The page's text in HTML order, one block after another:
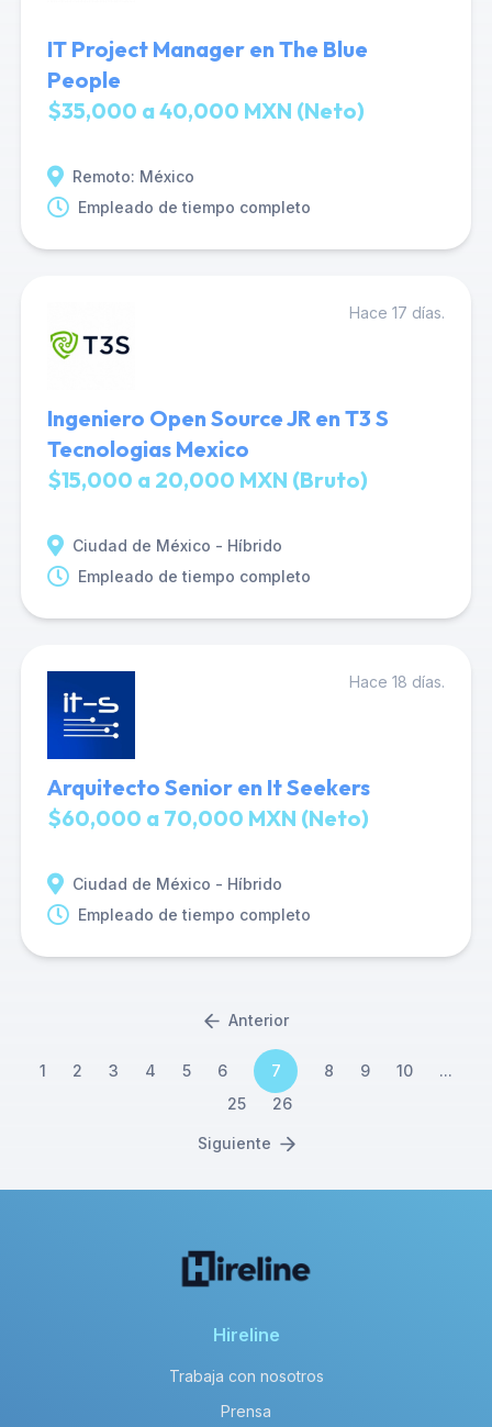
IT Project Manager en The Blue
People
$35,000 a 40,000 MXN (Neto)
Remoto: México
Empleado de tiempo completo
Hace 17 días.
Ingeniero Open Source JR en T3 S
Tecnologias Mexico
$15,000 a 20,000 MXN (Bruto)
Ciudad de México - Híbrido
Empleado de tiempo completo
Hace 18 días.
Arquitecto Senior en It Seekers
$60,000 a 70,000 MXN (Neto)
Ciudad de México - Híbrido
Empleado de tiempo completo
Anterior
1 2 3 4 5 6 7 8 9 10
...
25
26
Siguiente
Hireline
Trabaja con nosotros
Prensa